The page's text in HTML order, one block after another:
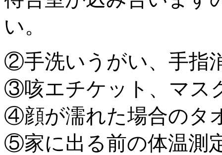
い。
②手洗いうがい、手指
③咳エチケット、マス
④顔が濡れた場合のタ
⑤家に出る前の体温測